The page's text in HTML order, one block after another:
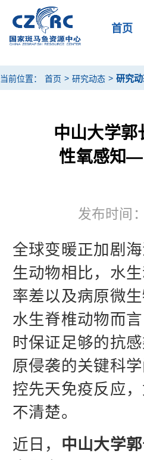
首页
当前位置： 首页 > 研究动态 > 研究
中山大学郭
性氧感知—
发布时间
全球变暖正加剧
生动物相比，水
率差以及病原微
水生脊椎动物而
时保证足够的抗
原侵袭的关键科
控先天免疫反应
不清楚。
近日， 中山大学